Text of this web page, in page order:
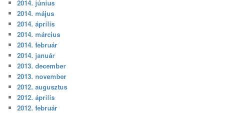
2014. június
2014. május
2014. április
2014. március
2014. február
2014. január
2013. december
2013. november
2012. augusztus
2012. április
2012. február